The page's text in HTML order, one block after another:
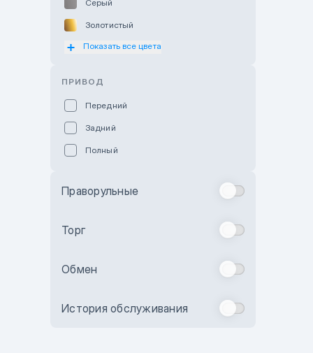
Серый
Золотистый
Оранжевый
Бежевый
Комбинированный
Показать все цвета
ПРИВОД
Передний
Задний
Полный
Праворульные
Торг
Обмен
История обслуживания